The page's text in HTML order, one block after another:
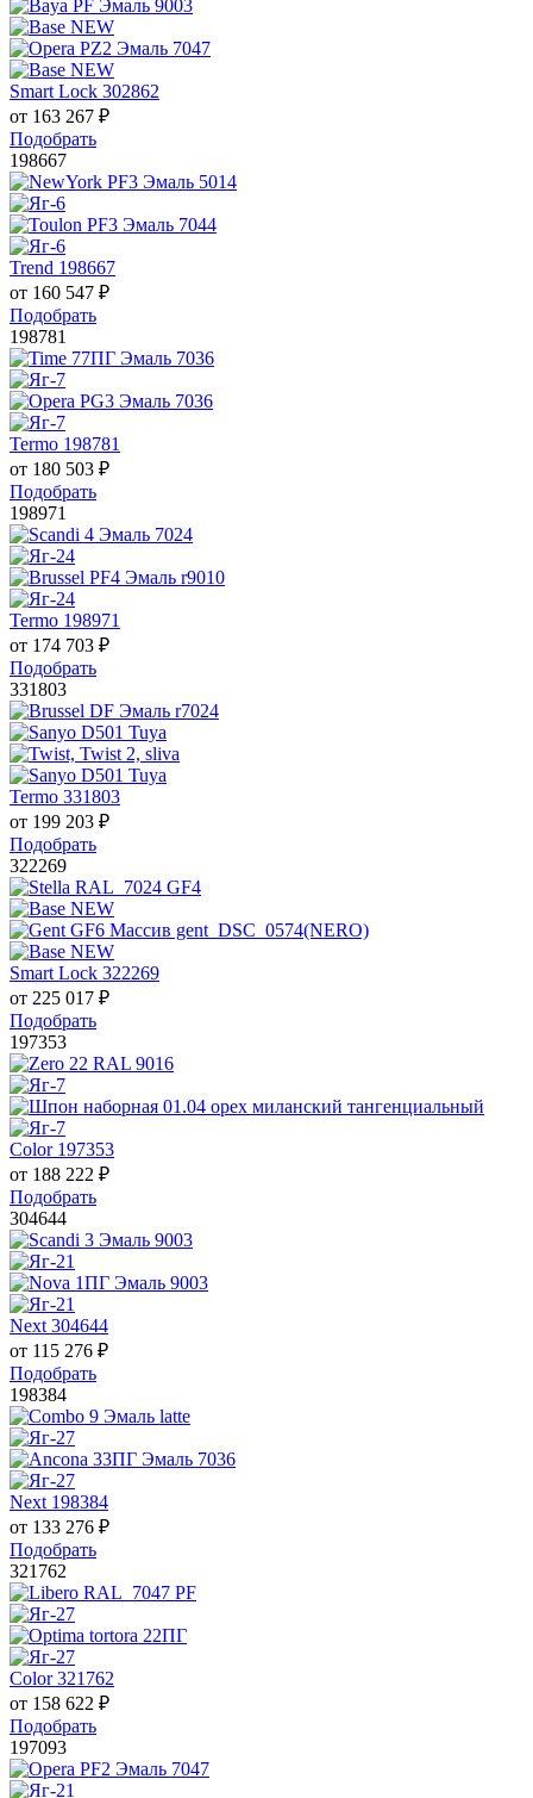
Smart Lock 302862
от 163 267 ₽
Подобрать
198667
Trend 198667
от 160 547 ₽
Подобрать
198781
Termo 198781
от 180 503 ₽
Подобрать
198971
Termo 198971
от 174 703 ₽
Подобрать
331803
Termo 331803
от 199 203 ₽
Подобрать
322269
Smart Lock 322269
от 225 017 ₽
Подобрать
197353
Color 197353
от 188 222 ₽
Подобрать
304644
Next 304644
от 115 276 ₽
Подобрать
198384
Next 198384
от 133 276 ₽
Подобрать
321762
Color 321762
от 158 622 ₽
Подобрать
197093